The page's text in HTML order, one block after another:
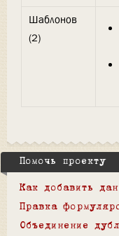
Шаблонов
(2)
Помочь проекту
Как добавить
Правка
Объединение